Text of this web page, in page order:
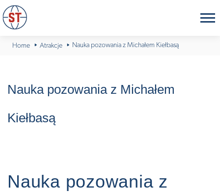
Home Atrakcje Nauka pozowania z Michałem Kiełbasą
Nauka pozowania z Michałem
Kiełbasą
Nauka pozowania z